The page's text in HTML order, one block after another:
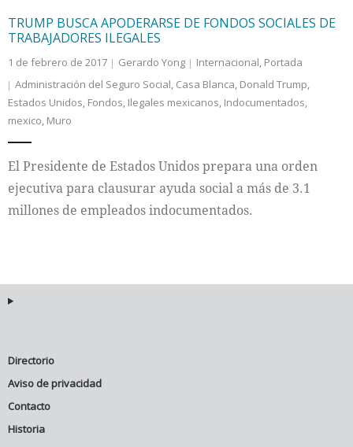
Nacional
Colaboradores
Internacional
Cultura
TRUMP BUSCA APODERARSE DE FONDOS SOCIALES DE
TRABAJADORES ILEGALES
1 de febrero de 2017 Gerardo Yong Internacional, Portada
Administración del Seguro Social, Casa Blanca, Donald Trump,
Estados Unidos, Fondos, Ilegales mexicanos, Indocumentados,
mexico, Muro
El Presidente de Estados Unidos prepara una orden
ejecutiva para clausurar ayuda social a más de 3.1
millones de empleados indocumentados.
Directorio
Aviso de privacidad
Contacto
Historia